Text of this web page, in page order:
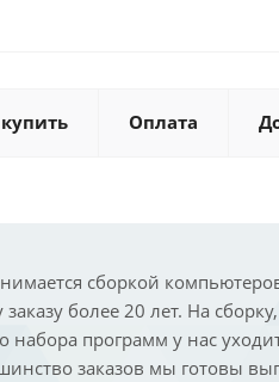
Оплата
сборкой
более 20 лет. На
набора программ у нас
заказов мы готовы